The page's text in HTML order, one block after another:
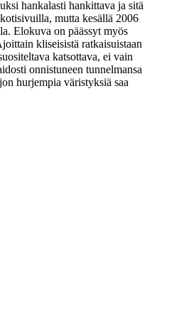
hankalasti hankittava ja sitä
mutta kesällä 2006
Elokuva on päässyt myös
kliseisistä ratkaisuistaan
katsottava, ei vain
onnistuneen tunnelmansa
hurjempia väristyksiä saa